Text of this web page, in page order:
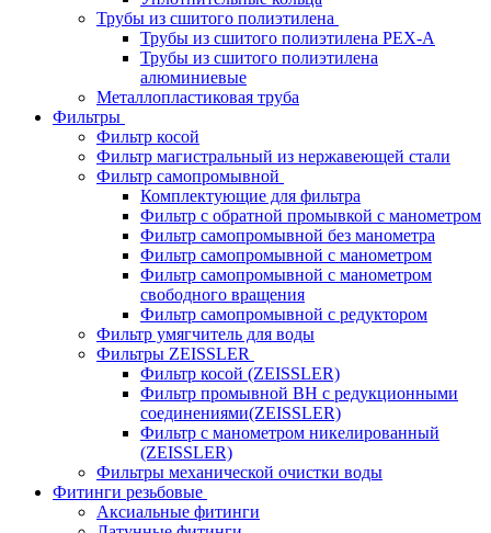
Трубы из сшитого полиэтилена
Трубы из сшитого полиэтилена PEX-A
Трубы из сшитого полиэтилена
алюминиевые
Металлопластиковая труба
Фильтры
Фильтр косой
Фильтр магистральный из нержавеющей стали
Фильтр самопромывной
Комплектующие для фильтра
Фильтр с обратной промывкой c манометром
Фильтр самопромывной без манометра
Фильтр самопромывной с манометром
Фильтр самопромывной с манометром
свободного вращения
Фильтр самопромывной с редуктором
Фильтр умягчитель для воды
Фильтры ZEISSLER
Фильтр косой (ZEISSLER)
Фильтр промывной ВН с редукционными
соединениями(ZEISSLER)
Фильтр с манометром никелированный
(ZEISSLER)
Фильтры механической очистки воды
Фитинги резьбовые
Аксиальные фитинги